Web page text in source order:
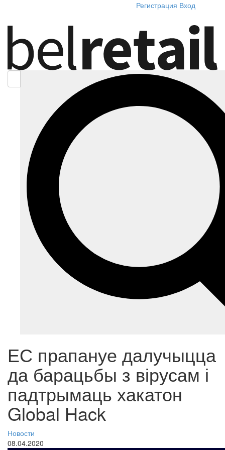
Регистрация Вход
ЕС прапануе далучыцца
да барацьбы з вірусам і
падтрымаць хакатон
Global Hack
Новости
08.04.2020